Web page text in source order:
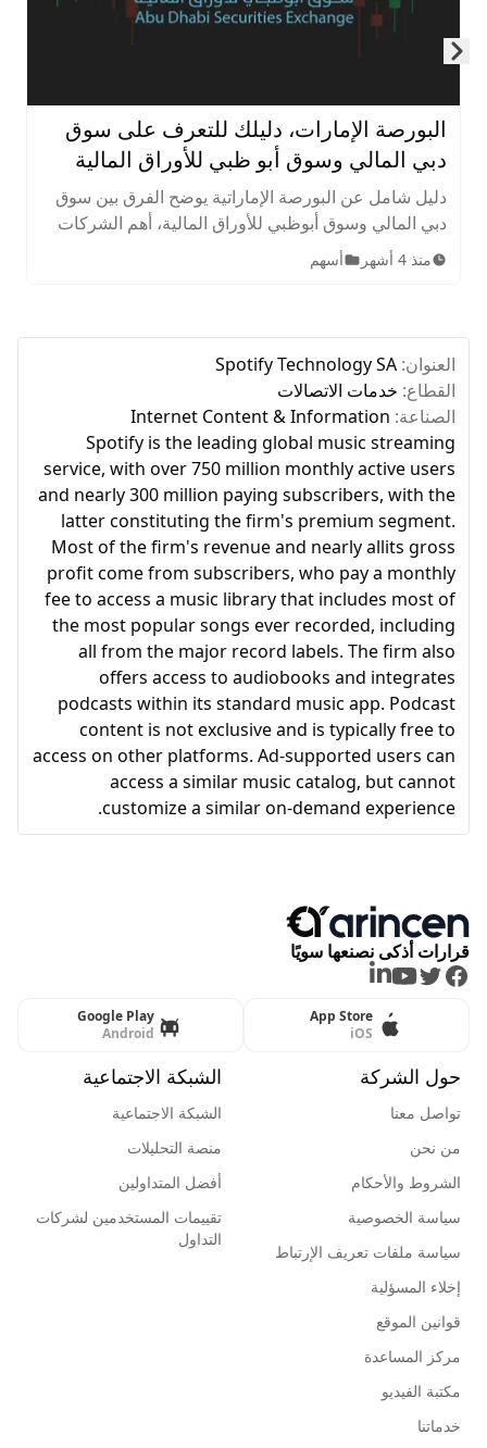
البورصة الإمارات، دليلك للتعرف على سوق
دبي المالي وسوق أبو ظبي للأوراق المالية
دليل شامل عن البورصة الإماراتية يوضح الفرق بين سوق
دبي المالي وسوق أبوظبي للأوراق المالية، أهم الشركات
المدرجة، الأصول المتاحة، ساعات التداول، وخطوات
الاستثمار للمبتدئين.
منذ 4 أشهر أسهم
العنوان: Spotify Technology SA
القطاع: خدمات الاتصالات
الصناعة: Internet Content & Information
Spotify is the leading global music streaming
service, with over 750 million monthly active users
and nearly 300 million paying subscribers, with the
latter constituting the firm's premium segment.
Most of the firm's revenue and nearly allits gross
profit come from subscribers, who pay a monthly
fee to access a music library that includes most of
the most popular songs ever recorded, including
all from the major record labels. The firm also
offers access to audiobooks and integrates
podcasts within its standard music app. Podcast
content is not exclusive and is typically free to
access on other platforms. Ad-supported users can
access a similar music catalog, but cannot
customize a similar on-demand experience.
قرارات أذكى نصنعها سويًا
Facebook
Twitter
Youtube
LinkedIn
App Store
iOS
Google Play
Android
حول الشركة
تواصل معنا
من نحن
الشروط والأحكام
سياسة الخصوصية
سياسة ملفات تعريف الإرتباط
إخلاء المسؤلية
قوانين الموقع
مركز المساعدة
مكتبة الفيديو
خدماتنا
الشبكة الاجتماعية
الشبكة الاجتماعية
منصة التحليلات
أفضل المتداولين
تقييمات المستخدمين لشركات
التداول